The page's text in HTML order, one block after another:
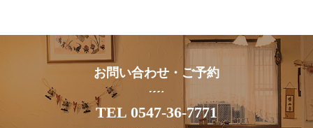
お問い合わせ・ご予約
TEL 0547-36-7771